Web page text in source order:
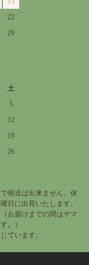
22
29
土
5
12
19
26
発送は出来ません。休
日に出荷いたします。
お届けまでの間はヤマ
す。）
ています。